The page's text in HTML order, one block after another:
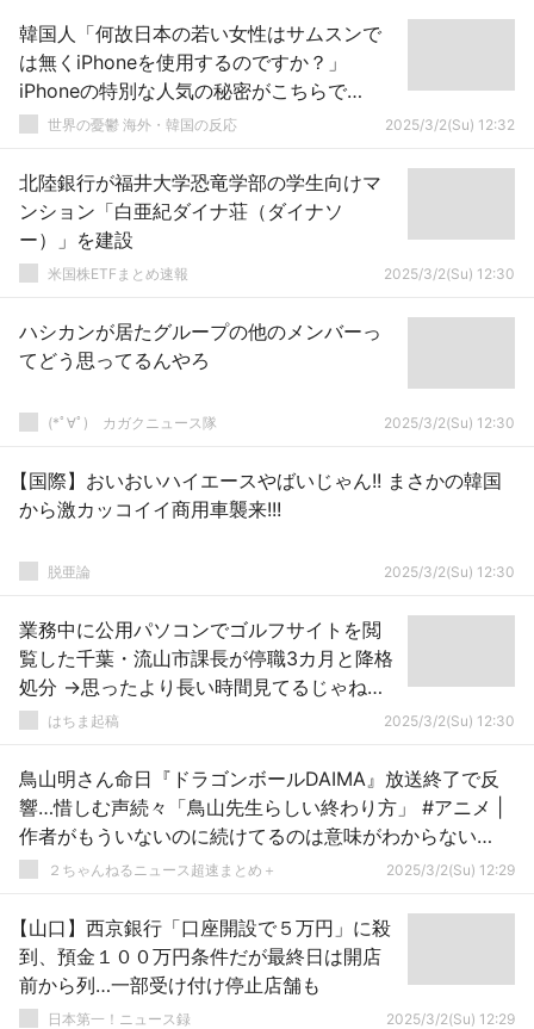
韓国人「何故日本の若い女性はサムスンで
は無くiPhoneを使用するのですか？」
iPhoneの特別な人気の秘密がこちらで
す… 韓国の反応
世界の憂鬱 海外・韓国の反応 2025/3/2(Su) 12:32
北陸銀行が福井大学恐竜学部の学生向けマ
ンション「白亜紀ダイナ荘（ダイナソ
ー）」を建設
米国株ETFまとめ速報 2025/3/2(Su) 12:30
ハシカンが居たグループの他のメンバーっ
てどう思ってるんやろ
(*ﾟ∀ﾟ)ゞカガクニュース隊 2025/3/2(Su) 12:30
【国際】おいおいハイエースやばいじゃん!! まさかの韓国
から激カッコイイ商用車襲来!!!
脱亜論 2025/3/2(Su) 12:30
業務中に公用パソコンでゴルフサイトを閲
覧した千葉・流山市課長が停職3カ月と降格
処分 →思ったより長い時間見てるじゃねー
かｗｗｗｗｗｗ
はちま起稿 2025/3/2(Su) 12:30
鳥山明さん命日『ドラゴンボールDAIMA』放送終了で反
響…惜しむ声続々「鳥山先生らしい終わり方」 #アニメ |
作者がもういないのに続けてるのは意味がわからない…
２ちゃんねるニュース超速まとめ＋ 2025/3/2(Su) 12:29
【山口】西京銀行「口座開設で５万円」に殺
到、預金１００万円条件だが最終日は開店
前から列…一部受け付け停止店舗も
日本第一！ニュース録 2025/3/2(Su) 12:29